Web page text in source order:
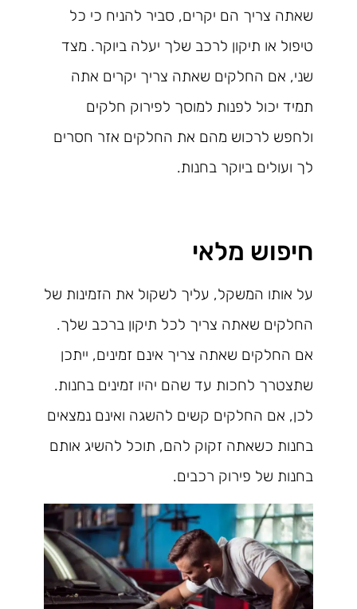
שאתה צריך הם יקרים, סביר להניח כי כל
טיפול או תיקון לרכב שלך יעלה ביוקר. מצד
שני, אם החלקים שאתה צריך יקרים אתה
תמיד יכול לפנות למוסך לפירוק חלקים
ולחפש לרכוש מהם את החלקים אזר חסרים
לך ועולים ביוקר בחנות.
חיפוש מלאי
על אותו המשקל, עליך לשקול את הזמינות של
החלקים שאתה צריך לכל תיקון ברכב שלך.
אם החלקים שאתה צריך אינם זמינים, ייתכן
שתצטרך לחכות עד שהם יהיו זמינים בחנות.
לכן, אם החלקים קשים להשגה ואינם נמצאים
בחנות כשאתה זקוק להם, תוכל להשיג אותם
בחנות של פירוק רכבים.